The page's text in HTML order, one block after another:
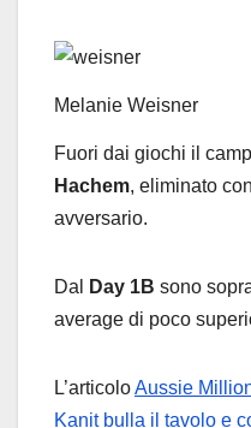
Melanie Weisner
Fuori dai giochi il
Hachem, eliminato
avversario.
Dal Day 1B sono
average di poco
L’articoloAussie
Kanit bulla il tavolo e